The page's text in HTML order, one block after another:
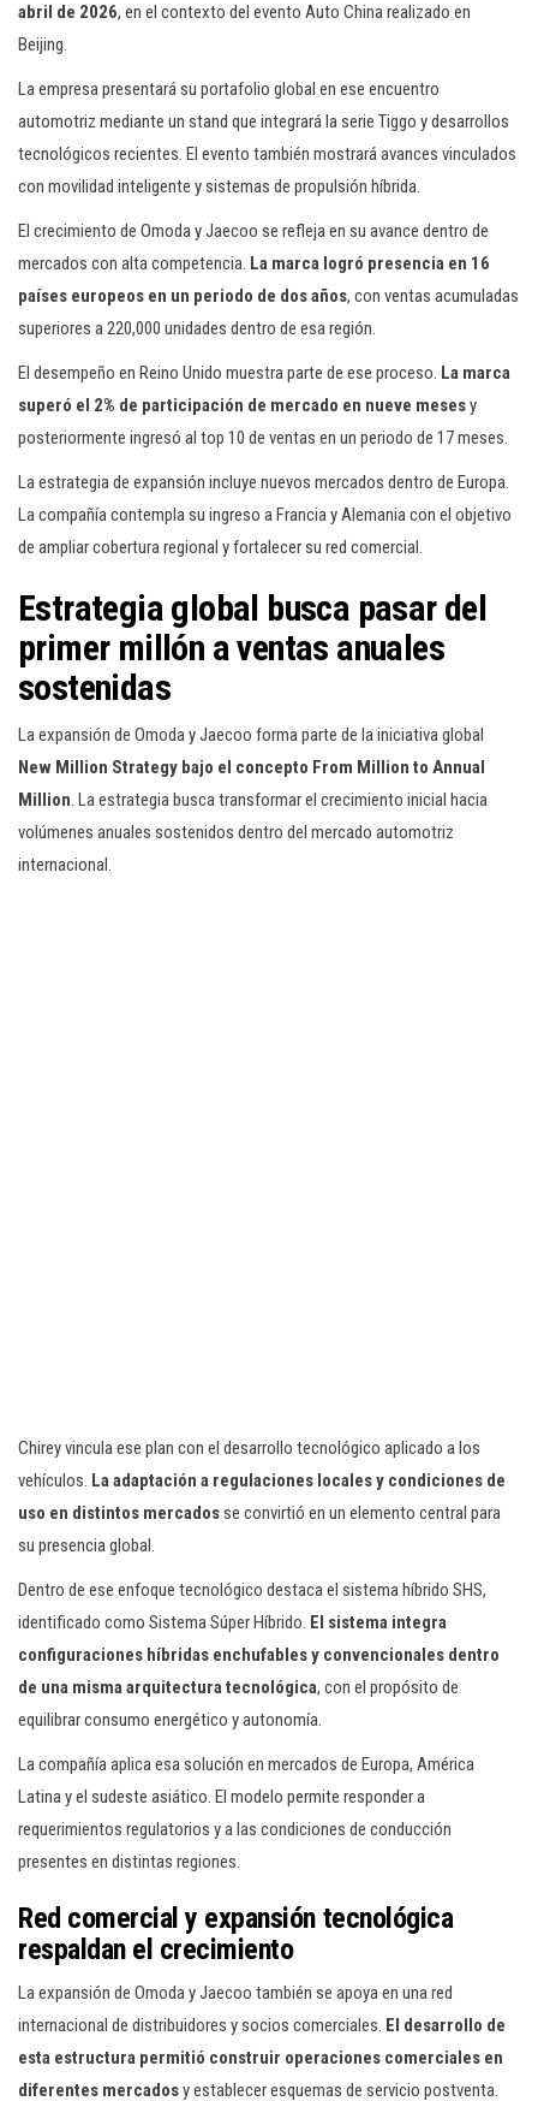
abril de 2026, en el contexto del evento Auto China realizado en
Beijing.
La empresa presentará su portafolio global en ese encuentro
automotriz mediante un stand que integrará la serie Tiggo y desarrollos
tecnológicos recientes. El evento también mostrará avances vinculados
con movilidad inteligente y sistemas de propulsión híbrida.
El crecimiento de Omoda y Jaecoo se refleja en su avance dentro de
mercados con alta competencia. La marca logró presencia en 16
países europeos en un periodo de dos años, con ventas acumuladas
superiores a 220,000 unidades dentro de esa región.
El desempeño en Reino Unido muestra parte de ese proceso. La marca
superó el 2% de participación de mercado en nueve mesesy
posteriormente ingresó al top 10 de ventas en un periodo de 17 meses.
La estrategia de expansión incluye nuevos mercados dentro de Europa.
La compañía contempla su ingreso a Francia y Alemania con el objetivo
de ampliar cobertura regional y fortalecer su red comercial.
Estrategia global busca pasar del
primer millón a ventas anuales
sostenidas
La expansión de Omoda y Jaecoo forma parte de la iniciativa global
New Million Strategy bajo el concepto From Million to Annual
Million. La estrategia busca transformar el crecimiento inicial hacia
volúmenes anuales sostenidos dentro del mercado automotriz
internacional.
Chirey vincula ese plan con el desarrollo tecnológico aplicado a los
vehículos. La adaptación a regulaciones locales y condiciones de
uso en distintos mercadosse convirtió en un elemento central para
su presencia global.
Dentro de ese enfoque tecnológico destaca el sistema híbrido SHS,
identificado como Sistema Súper Híbrido. El sistema integra
configuraciones híbridas enchufables y convencionales dentro
de una misma arquitectura tecnológica, con el propósito de
equilibrar consumo energético y autonomía.
La compañía aplica esa solución en mercados de Europa, América
Latina y el sudeste asiático. El modelo permite responder a
requerimientos regulatorios y a las condiciones de conducción
presentes en distintas regiones.
Red comercial y expansión tecnológica
respaldan el crecimiento
La expansión de Omoda y Jaecoo también se apoya en una red
internacional de distribuidores y socios comerciales. El desarrollo de
esta estructura permitió construir operaciones comerciales en
diferentes mercadosy establecer esquemas de servicio postventa.